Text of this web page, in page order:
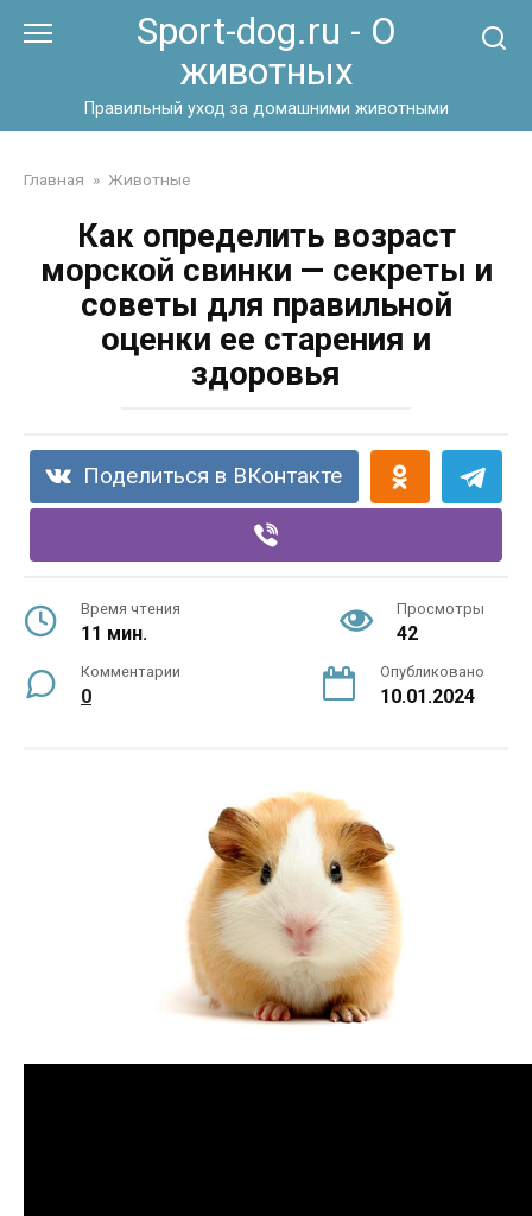
Sport-dog.ru - О
животных
Правильный уход за домашними животными
Главная » Животные
Как определить возраст
морской свинки — секреты и
советы для правильной
оценки ее старения и
здоровья
Поделиться в ВКонтакте
Время чтения
11 мин.
Просмотры
42
Комментарии
0
Опубликовано
10.01.2024